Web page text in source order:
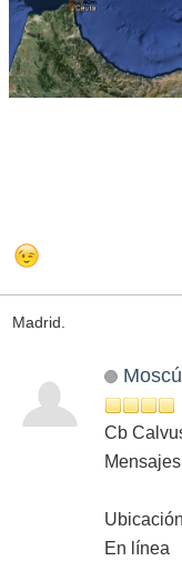
Madrid.
Cb
En línea